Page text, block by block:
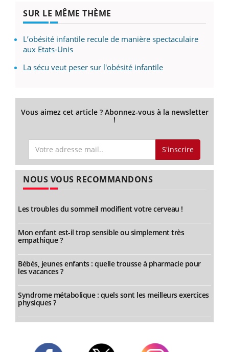
SUR LE MÊME THÈME
L’obésité infantile recule de manière spectaculaire
aux Etats-Unis
La sécu veut peser sur l'obésité infantile
Vous aimez cet article ? Abonnez-vous à la newsletter
!
S'inscrire
NOUS VOUS RECOMMANDONS
Les troubles du sommeil modifient votre cerveau !
Mon enfant est-il trop sensible ou simplement très
empathique ?
Bébés, jeunes enfants : quelle trousse à pharmacie pour
les vacances ?
Syndrome métabolique : quels sont les meilleurs exercices
physiques ?